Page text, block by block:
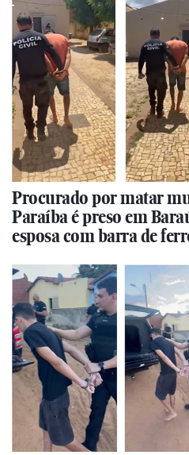
Procurado por matar
Paraíba é preso em
esposa com barra de